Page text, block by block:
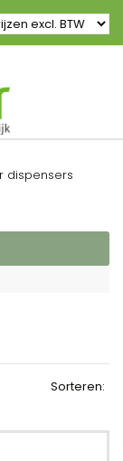
dispensers
Sorteren: